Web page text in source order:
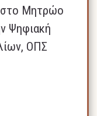
στο Μητρώο
Ψηφιακή
ΟΠΣ